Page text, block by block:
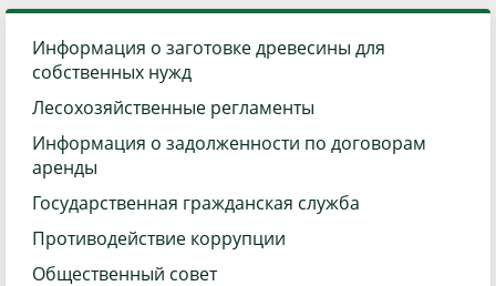
Информация о заготовке древесины для
собственных нужд
Лесохозяйственные регламенты
Информация о задолженности по договорам
аренды
Государственная гражданская служба
Противодействие коррупции
Общественный совет